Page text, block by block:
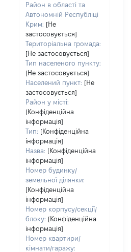
Район в області та
Автономній Республіці
Крим: [Не
застосовується]
Територіальна громада:
[Не застосовується]
Тип населеного пункту:
[Не застосовується]
Населений пункт: [Не
застосовується]
Район у місті:
[Конфіденційна
інформація]
Тип: [Конфіденційна
інформація]
Назва: [Конфіденційна
інформація]
Номер будинку/
земельної ділянки:
[Конфіденційна
інформація]
Номер корпусу/секції/
блоку: [Конфіденційна
інформація]
Номер квартири/
кімнати/гаражу: